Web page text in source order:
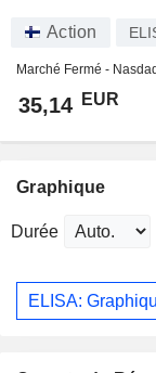
Action
Marché Fermé -
35,14 EUR
Graphique
Durée
ELISA: